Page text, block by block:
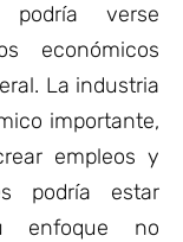
podría verse
económicos
La industria
importante,
empleos y
podría estar
enfoque no